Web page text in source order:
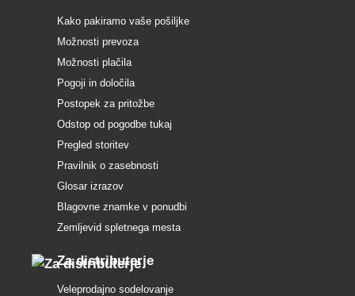
Kako pakiramo vaše pošiljke
Možnosti prevoza
Možnosti plačila
Pogoji in določila
Postopek za pritožbe
Odstop od pogodbe tukaj
Pregled storitev
Pravilnik o zasebnosti
Glosar izrazov
Blagovne znamke v ponudbi
Zemljevid spletnega mesta
Za distributerje
Veleprodajno sodelovanje